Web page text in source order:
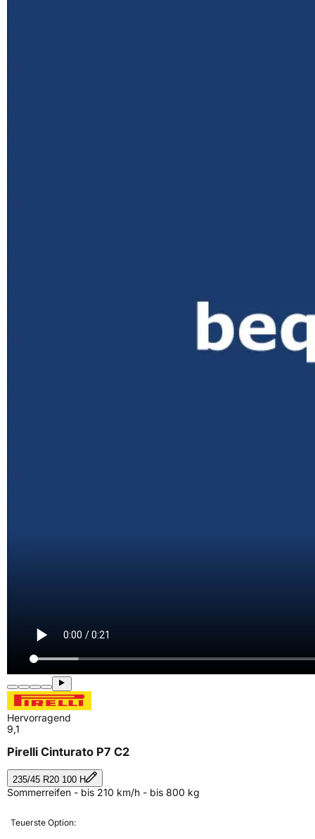
Hervorragend
9,1
Pirelli Cinturato P7 C2
235/45 R20 100 H
Sommerreifen - bis 210 km/h - bis 800 kg
Teuerste Option: